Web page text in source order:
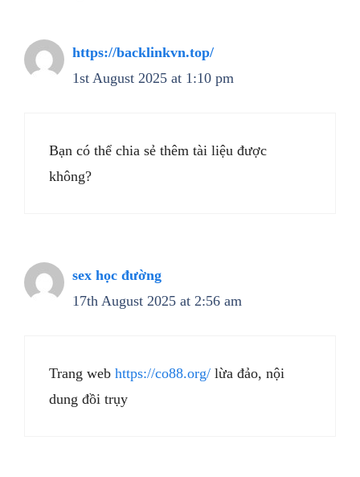
https://backlinkvn.top/
1st August 2025 at 1:10 pm
Bạn có thể chia sẻ thêm tài liệu được
không?
sex học đường
17th August 2025 at 2:56 am
Trang web https://co88.org/ lừa đảo, nội
dung đồi trụy